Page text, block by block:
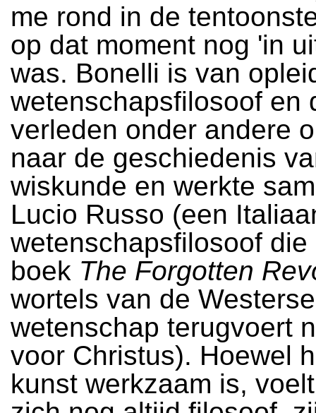
me rond in de
op dat moment nog 'in
was. Bonelli is van
wetenschapsfilosoof en
verleden onder andere
naar de geschiedenis
wiskunde en werkte
Lucio Russo (een
wetenschapsfilosoof die
boek The Forgotten
wortels van de Westerse
wetenschap terugvoert
voor Christus). Hoewel
kunst werkzaam is,